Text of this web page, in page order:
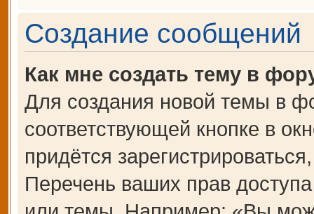
Создание сообщений
Как мне создать тему в
Для создания новой темы в
соответствующей кнопке в
придётся
Перечень ваших прав